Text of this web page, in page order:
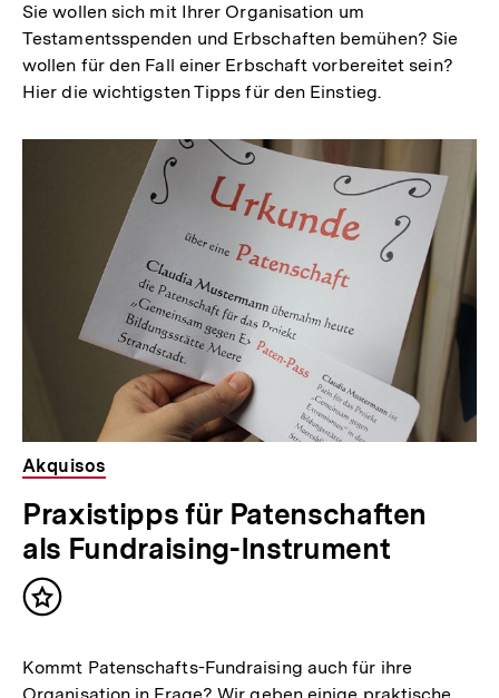
Sie wollen sich mit Ihrer Organisation um
Testamentsspenden und Erbschaften bemühen? Sie
wollen für den Fall einer Erbschaft vorbereitet sein?
Hier die wichtigsten Tipps für den Einstieg.
Akquisos
Praxistipps für Patenschaften
als Fundraising-Instrument
Inhalt
Kommt Patenschafts-Fundraising auch für ihre